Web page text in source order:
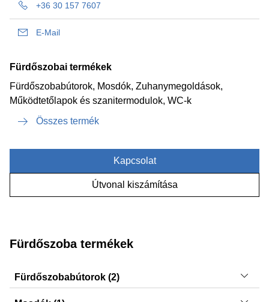
+36 30 157 7607
E-Mail
Fürdőszobai termékek
Fürdőszobabútorok, Mosdók, Zuhanymegoldások,
Működtetőlapok és szanitermodulok, WC-k
Összes termék
Kapcsolat
Útvonal kiszámítása
Fürdőszoba termékek
Fürdőszobabútorok (2)
iCon, Option